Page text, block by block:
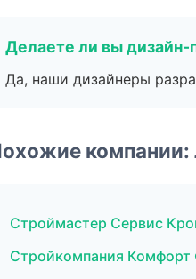
Делаете ли вы дизайн-
Да, наши дизайнеры
Строймастер Сервис
Стройкомпания